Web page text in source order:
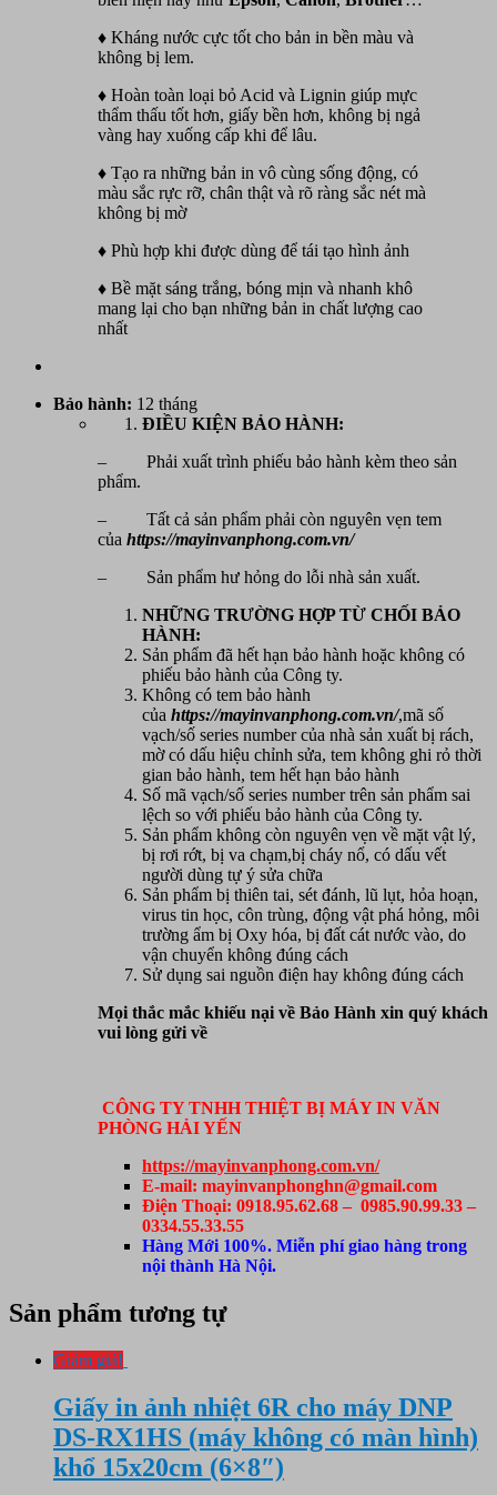
♦ Kháng nước cực tốt cho bản in bền màu và
không bị lem.
♦ Hoàn toàn loại bỏ Acid và Lignin giúp mực
thẩm thấu tốt hơn, giấy bền hơn, không bị ngả
vàng hay xuống cấp khi để lâu.
♦ Tạo ra những bản in vô cùng sống động, có
màu sắc rực rỡ, chân thật và rõ ràng sắc nét mà
không bị mờ
♦ Phù hợp khi được dùng để tái tạo hình ảnh
♦ Bề mặt sáng trắng, bóng mịn và nhanh khô
mang lại cho bạn những bản in chất lượng cao
nhất
Bảo hành: 12 tháng
ĐIỀU KIỆN BẢO HÀNH:
– Phải xuất trình phiếu bảo hành kèm theo sản
phẩm.
– Tất cả sản phẩm phải còn nguyên vẹn tem
của https://mayinvanphong.com.vn/
– Sản phẩm hư hỏng do lỗi nhà sản xuất.
NHỮNG TRƯỜNG HỢP TỪ CHỐI BẢO
HÀNH:
Sản phẩm đã hết hạn bảo hành hoặc không có
phiếu bảo hành của Công ty.
Không có tem bảo hành
của https://mayinvanphong.com.vn/,mã số
vạch/số series number của nhà sản xuất bị rách,
mờ có dấu hiệu chỉnh sửa, tem không ghi rỏ thời
gian bảo hành, tem hết hạn bảo hành
Số mã vạch/số series number trên sản phẩm sai
lệch so với phiếu bảo hành của Công ty.
Sản phẩm không còn nguyên vẹn về mặt vật lý,
bị rơi rớt, bị va chạm,bị cháy nổ, có dấu vết
người dùng tự ý sửa chữa
Sản phẩm bị thiên tai, sét đánh, lũ lụt, hỏa hoạn,
virus tin học, côn trùng, động vật phá hỏng, môi
trường ẩm bị Oxy hóa, bị đất cát nước vào, do
vận chuyển không đúng cách
Sử dụng sai nguồn điện hay không đúng cách
Mọi thắc mắc khiếu nại về Bảo Hành xin quý khách
vui lòng gửi về
CÔNG TY TNHH THIỆT BỊ MÁY IN VĂN
PHÒNG HẢI YẾN
https://mayinvanphong.com.vn/
E-mail: mayinvanphonghn@gmail.com
Điện Thoại: 0918.95.62.68 – 0985.90.99.33 –
0334.55.33.55
Hàng Mới 100%. Miễn phí giao hàng trong
nội thành Hà Nội.
Sản phẩm tương tự
Giảm giá!
Giấy in ảnh nhiệt 6R cho máy DNP
DS-RX1HS (máy không có màn hình)
khổ 15x20cm (6×8″)